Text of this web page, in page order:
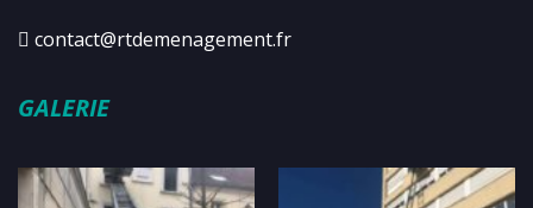
contact@rtdemenagement.fr
GALERIE